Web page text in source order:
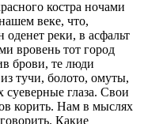
костра ночами
веке, что,
реки, в асфальт
вровень тот город
брови, те люди
тучи, болото, омуты,
суеверные глаза. Свои
корить. Нам в мыслях
Какие